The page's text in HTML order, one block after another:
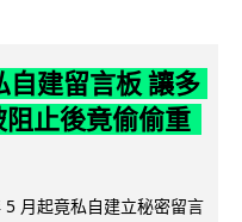
建留言板 讓多
止後竟偷偷重
月起竟私自建立秘密留言